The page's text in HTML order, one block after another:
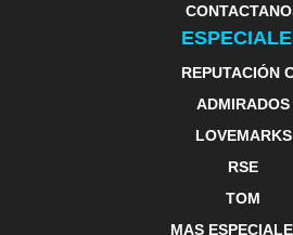
REPUTACIÓN
ADMIRADOS
LOVEMARKS
RSE
TOM
MAS